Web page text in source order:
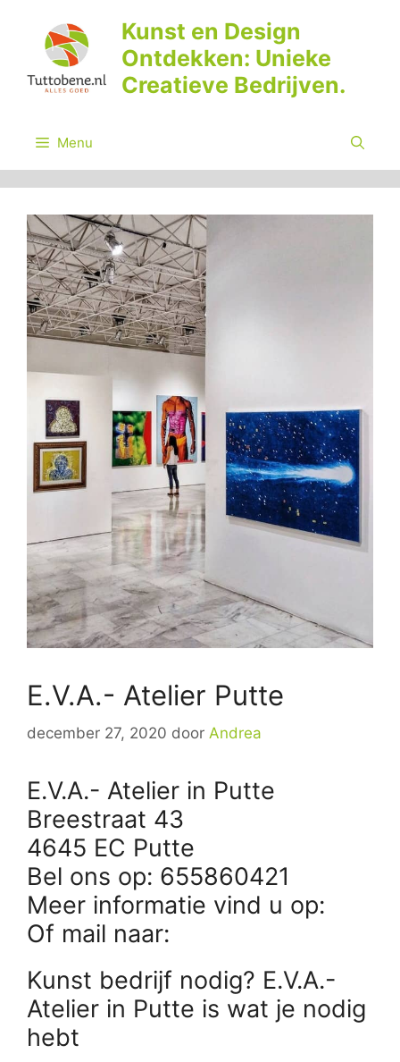
inhoud
Kunst en Design
Ontdekken: Unieke
Creatieve Bedrijven.
Menu
E.V.A.- Atelier Putte
december 27, 2020 door Andrea
E.V.A.- Atelier in Putte
Breestraat 43
4645 EC Putte
Bel ons op: 655860421
Meer informatie vind u op:
Of mail naar:
Kunst bedrijf nodig? E.V.A.-
Atelier in Putte is wat je nodig
hebt